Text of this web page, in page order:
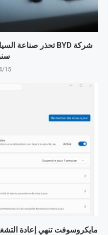
15
مايكروسوفت تنهي إعادة